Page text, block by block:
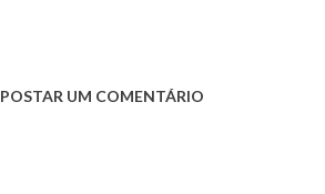
POSTAR UM COMENTÁRIO